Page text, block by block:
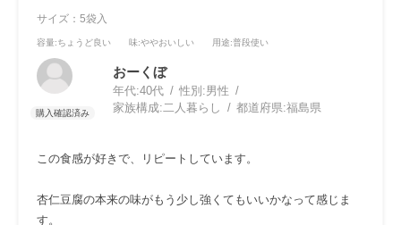
サイズ：5袋入
容量:ちょうど良い 味:ややおいしい 用途:普段使い
おーくぼ
年代:40代 性別:男性
家族構成:二人暮らし 都道府県:福島県
この食感が好きで、リピートしています。
杏仁豆腐の本来の味がもう少し強くてもいいかなって感じま
す。